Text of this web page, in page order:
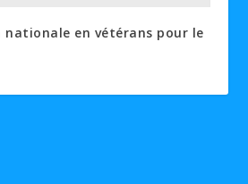
en vétérans pour le